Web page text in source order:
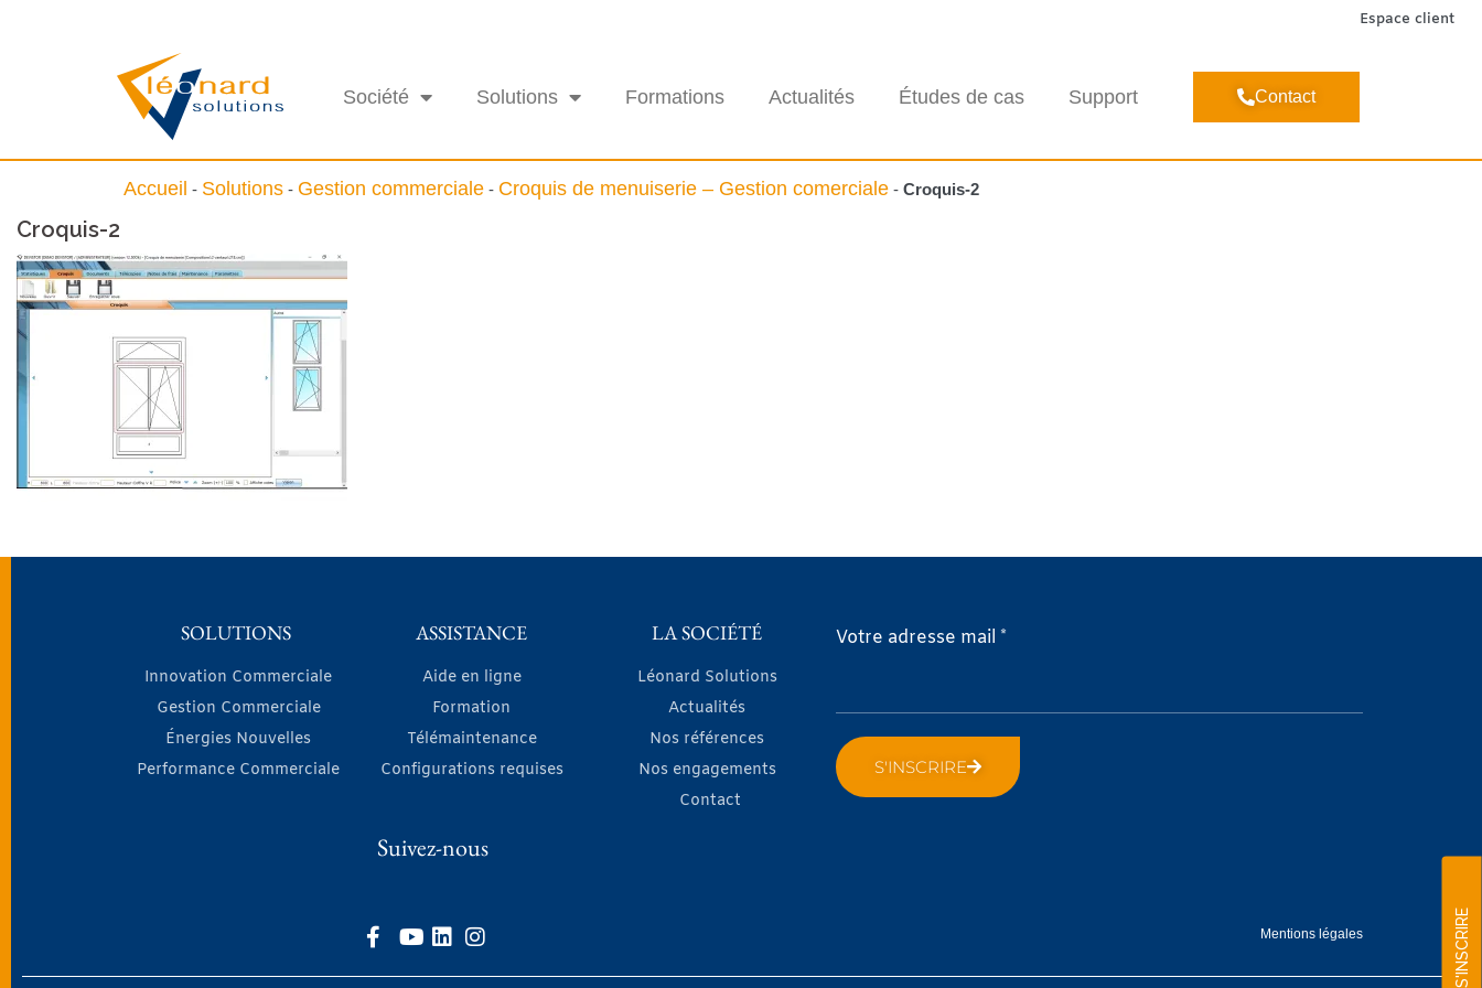
Espace client
Société Solutions Formations Actualités Études de cas Support Contact
Accueil - Solutions - Gestion commerciale - Croquis de menuiserie – Gestion comerciale - Croquis-2
Croquis-2
SOLUTIONS
Innovation Commerciale
Gestion Commerciale
Énergies Nouvelles
Performance Commerciale
ASSISTANCE
Aide en ligne
Formation
Télémaintenance
Configurations requises
LA SOCIÉTÉ
Léonard Solutions
Actualités
Nos références
Nos engagements
Contact
Votre adresse mail *
S'INSCRIRE
Suivez-nous
Mentions légales S'INSCRIRE